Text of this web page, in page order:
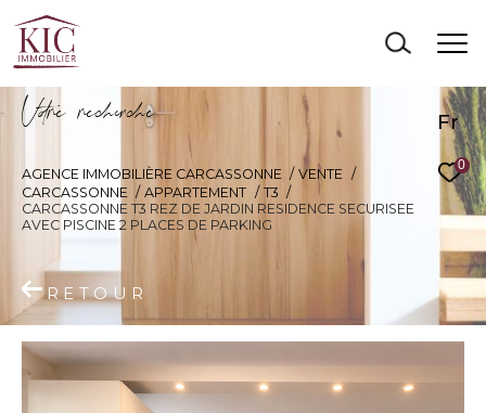
Fr
0
Vore recece
AGENCE IMMOBILIÈRE CARCASSONNE
VENTE
CARCASSONNE
APPARTEMENT
T3
CARCASSONNE T3 REZ DE JARDIN RESIDENCE SECURISEE
AVEC PISCINE 2 PLACES DE PARKING
RETOUR